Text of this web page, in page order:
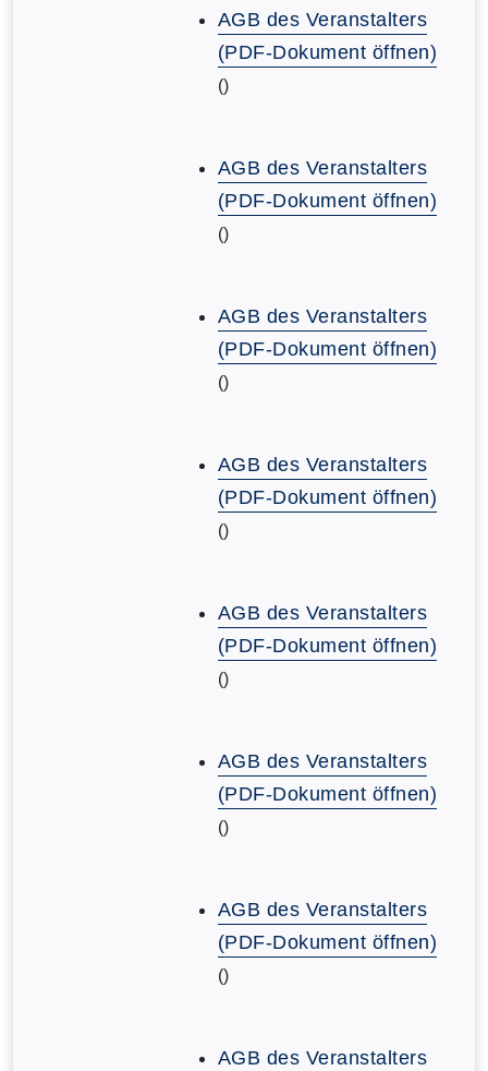
AGB des Veranstalters
(PDF-Dokument öffnen)
()
AGB des Veranstalters
(PDF-Dokument öffnen)
()
AGB des Veranstalters
(PDF-Dokument öffnen)
()
AGB des Veranstalters
(PDF-Dokument öffnen)
()
AGB des Veranstalters
(PDF-Dokument öffnen)
()
AGB des Veranstalters
(PDF-Dokument öffnen)
()
AGB des Veranstalters
(PDF-Dokument öffnen)
()
AGB des Veranstalters